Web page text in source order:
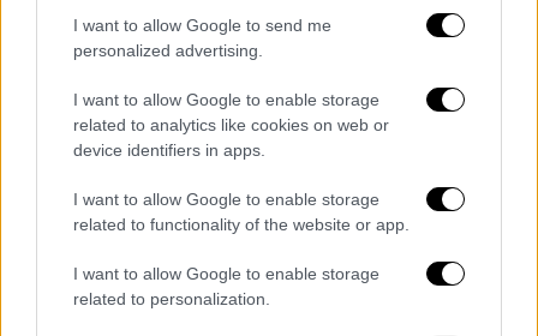
I want to allow Google to send me
personalized advertising.
I want to allow Google to enable storage
related to analytics like cookies on web or
device identifiers in apps.
I want to allow Google to enable storage
related to functionality of the website or app.
I want to allow Google to enable storage
related to personalization.
εγχείρηση στην κλινική. Εμείς δεν πάθαμε
τίποτα, δεν χτύπησα, άνοιξε ο αερόσακος.
Απλώς δεν άνοιγε η πόρτα και δεν μπορούσα
να βγω. Ήρθε κάποιος και με βοήθησε.
οδηγός
νοσοκομείο όπου διαπιστώθηκε ο θάνατός
του. Διενεργήθηκε ιατροδικαστική εξέταση
για να διαπιστωθεί εάν ο θάνατος επήλθε
από παθολογικά αίτια πριν από το τροχαίο ή